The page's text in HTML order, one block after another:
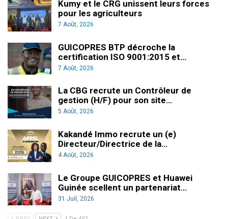
Kumy et le CRG unissent leurs forces
pour les agriculteurs
7 Août, 2026
GUICOPRES BTP décroche la
certification ISO 9001:2015 et…
7 Août, 2026
La CBG recrute un Contrôleur de
gestion (H/F) pour son site…
5 Août, 2026
Kakandé Immo recrute un (e)
Directeur/Directrice de la…
4 Août, 2026
Le Groupe GUICOPRES et Huawei
Guinée scellent un partenariat…
31 Juil, 2026